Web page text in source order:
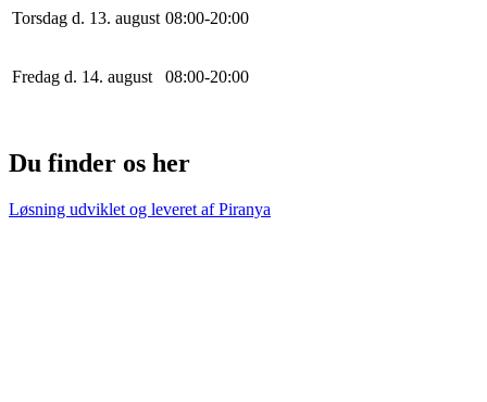
Torsdag d. 13. august 08:00-20:00
Fredag d. 14. august 08:00-20:00
Du finder os her
Løsning udviklet og leveret afPiranya